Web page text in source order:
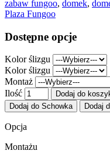
zabaw fungoo, domek,
Plaza Fungoo
Dostępne opcje
Kolor ślizgu
Kolor ślizgu
Montaż
Ilość
Dodaj do
Dodaj do Schowka Dodaj
Opcja
Montażu